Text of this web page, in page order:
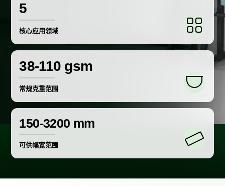
5
核心应用领域
38-110 gsm
常规克重范围
150-3200 mm
可供幅宽范围